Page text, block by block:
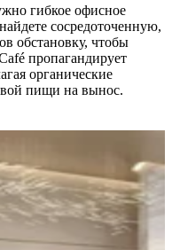
гибкое офисное
сосредоточенную,
обстановку, чтобы
пропагандирует
органические
пищи на вынос.